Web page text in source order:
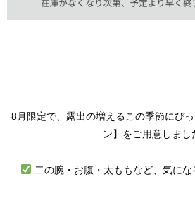
8月限定で、露出の増えるこの季節にぴ
ン】をご用意しまし
二の腕・お腹・太ももなど、気にな